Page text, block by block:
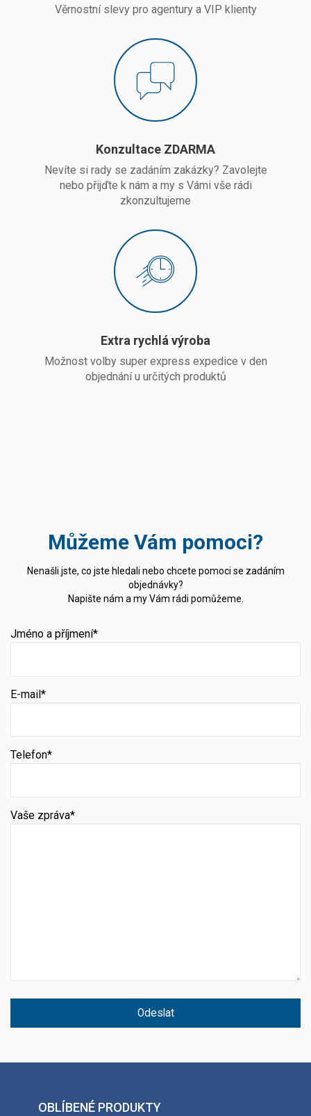
Věrnostní slevy pro agentury a VIP klienty
Konzultace ZDARMA
Nevíte si rady se zadáním zakázky? Zavolejte
nebo přijďte k nám a my s Vámi vše rádi
zkonzultujeme
Extra rychlá výroba
Možnost volby super express expedice v den
objednání u určitých produktů
Můžeme Vám pomoci?
Nenašli jste, co jste hledali nebo chcete pomoci se zadáním
objednávky?
Napište nám a my Vám rádi pomůžeme.
Jméno a příjmení*
E-mail*
Telefon*
Vaše zpráva*
Odeslat
OBLÍBENÉ PRODUKTY